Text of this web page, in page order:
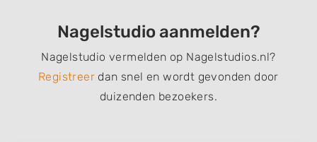
Nagelstudio aanmelden?
Nagelstudio vermelden op Nagelstudios.nl?
Registreer dan snel en wordt gevonden door
duizenden bezoekers.